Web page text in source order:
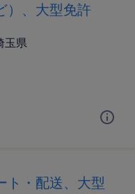
）、大型免許
玉県
ト・配送、大型